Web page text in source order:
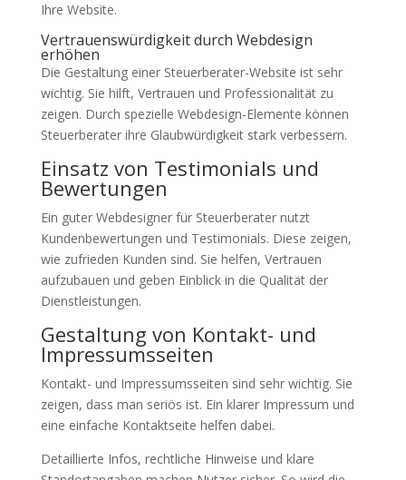
Ihre Website.
Vertrauenswürdigkeit durch Webdesign
erhöhen
Die Gestaltung einer Steuerberater-Website ist sehr
wichtig. Sie hilft, Vertrauen und Professionalität zu
zeigen. Durch spezielle Webdesign-Elemente können
Steuerberater ihre Glaubwürdigkeit stark verbessern.
Einsatz von Testimonials und
Bewertungen
Ein guter Webdesigner für Steuerberater nutzt
Kundenbewertungen und Testimonials. Diese zeigen,
wie zufrieden Kunden sind. Sie helfen, Vertrauen
aufzubauen und geben Einblick in die Qualität der
Dienstleistungen.
Gestaltung von Kontakt- und
Impressumsseiten
Kontakt- und Impressumsseiten sind sehr wichtig. Sie
zeigen, dass man seriös ist. Ein klarer Impressum und
eine einfache Kontaktseite helfen dabei.
Detaillierte Infos, rechtliche Hinweise und klare